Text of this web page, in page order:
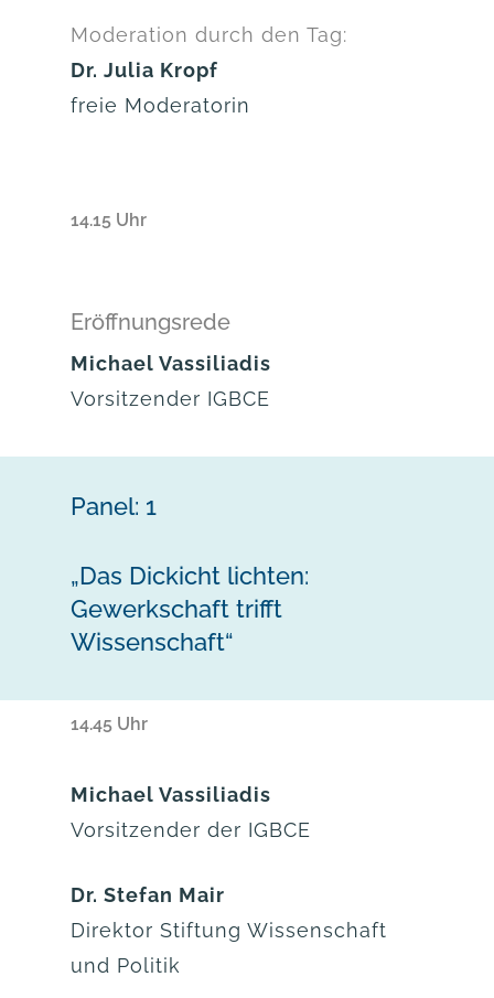
Moderation durch den Tag:
Dr. Julia Kropf
freie Moderatorin
14.15 Uhr
Eröffnungsrede
Michael Vassiliadis
Vorsitzender IGBCE
Panel: 1
„Das Dickicht lichten:
Gewerkschaft trifft
Wissenschaft“
14.45 Uhr
Michael Vassiliadis
Vorsitzender der IGBCE
Dr. Stefan Mair
Direktor Stiftung Wissenschaft
und Politik